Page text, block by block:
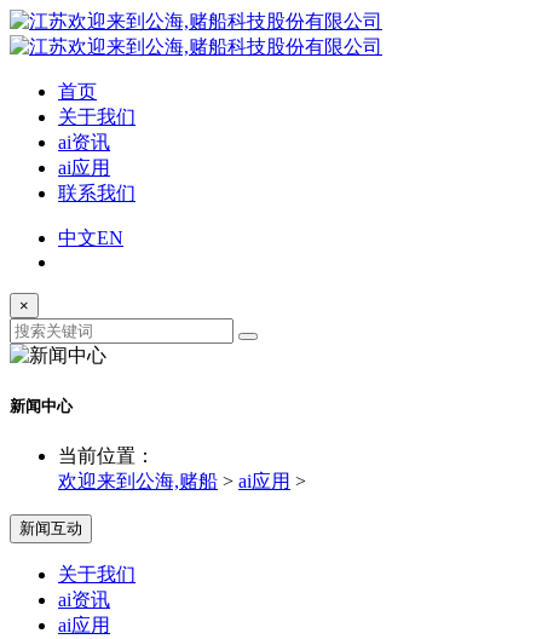
首页
关于我们
ai资讯
ai应用
联系我们
中文EN
×
新闻中心
当前位置：
欢迎来到公海,赌船 > ai应用 >
新闻互动
关于我们
ai资讯
ai应用